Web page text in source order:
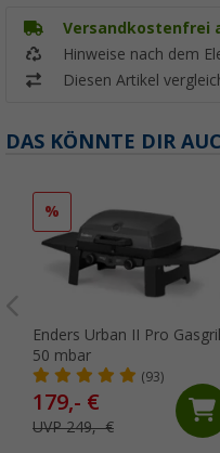
Versandkostenfrei
Hinweise nach dem
Diesen Artikel
DAS KÖNNTE DIR
%
Enders Urban II Pro Gasgrill
50 mbar
(93)
179,- €
UVP 249,- €